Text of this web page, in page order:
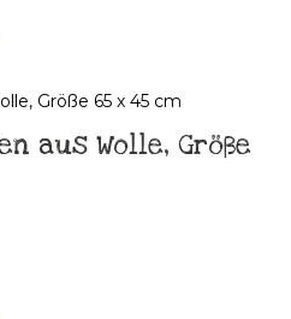
aus Wolle, Größe